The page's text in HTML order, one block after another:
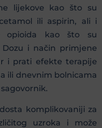
lijekove kao što su
ili aspirin, ali i
opioida kao što su
i način primjene
i prati efekte terapije
ili dnevnim bolnicama
komplikovaniji za
uzroka i može